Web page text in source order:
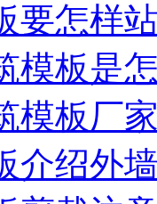
要怎样
模板是
模板厂
介绍外